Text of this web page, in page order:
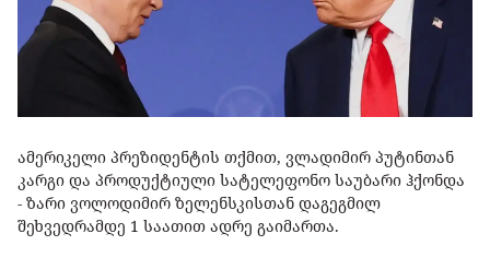
ამერიკელი პრეზიდენტის თქმით, ვლადიმირ პუტინთან
კარგი და პროდუქტიული სატელეფონო საუბარი ჰქონდა
- ზარი ვოლოდიმირ ზელენსკისთან დაგეგმილ
შეხვედრამდე 1 საათით ადრე გაიმართა.